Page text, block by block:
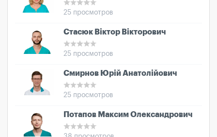
25 просмотров
Стасюк Віктор Вікторович
25 просмотров
Смирнов Юрій Анатолійович
25 просмотров
Потапов Максим Олександрович